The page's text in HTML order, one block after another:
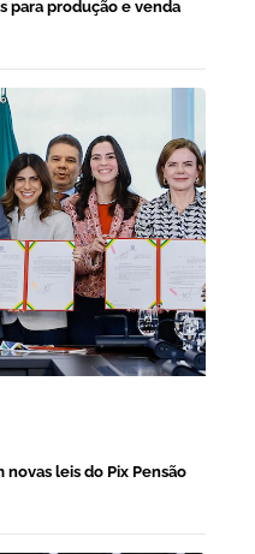
para produção e venda
leis do Pix Pensão